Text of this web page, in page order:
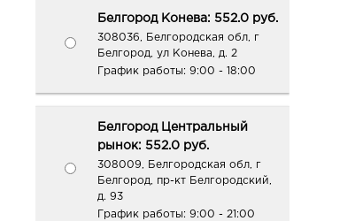
Белгород Конева: 552.0 руб.
308036, Белгородская обл, г
Белгород, ул Конева, д. 2
График работы: 9:00 - 18:00
Белгород Центральный
рынок: 552.0 руб.
308009, Белгородская обл, г
Белгород, пр-кт Белгородский,
д. 93
График работы: 9:00 - 21:00